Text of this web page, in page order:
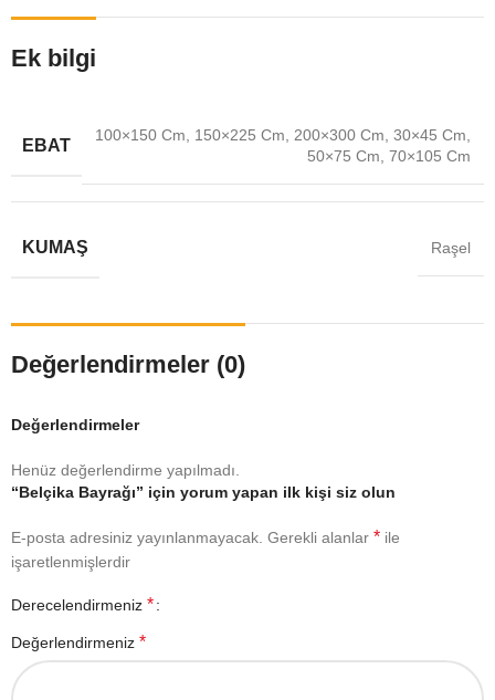
Ek bilgi
EBAT
100×150 Cm, 150×225 Cm, 200×300 Cm, 30×45 Cm,
50×75 Cm, 70×105 Cm
KUMAŞ Raşel
Değerlendirmeler (0)
Değerlendirmeler
Henüz değerlendirme yapılmadı.
“Belçika Bayrağı” için yorum yapan ilk kişi siz olun
E-posta adresiniz yayınlanmayacak. Gerekli alanlar * ile
işaretlenmişlerdir
Derecelendirmeniz *
Değerlendirmeniz *